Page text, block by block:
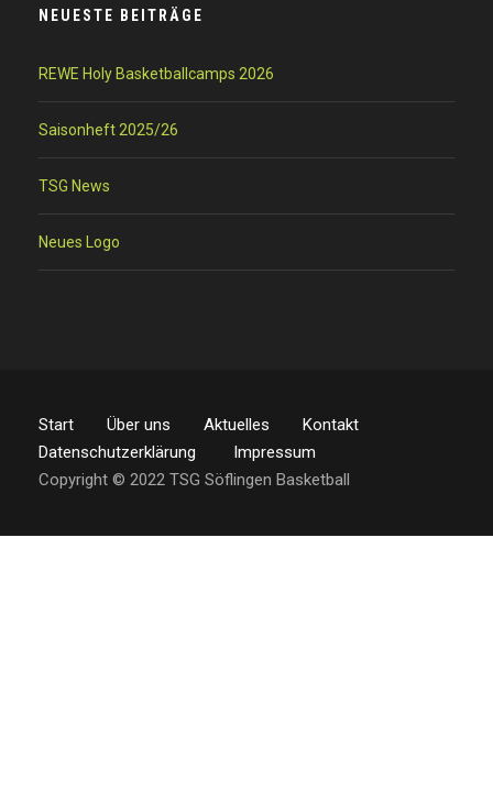
NEUESTE BEITRÄGE
REWE Holy Basketballcamps 2026
Saisonheft 2025/26
TSG News
Neues Logo
Start Über uns Aktuelles
Kontakt
Datenschutzerklärung
Impressum
Copyright © 2022 TSG Söflingen Basketball